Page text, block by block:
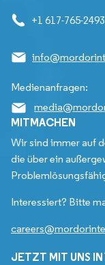
+1 617-765-2493
Medienanfragen:
MITMACHEN
Wir sind immer auf
die über ein
Interessiert? Bitte
JETZT MIT UNS